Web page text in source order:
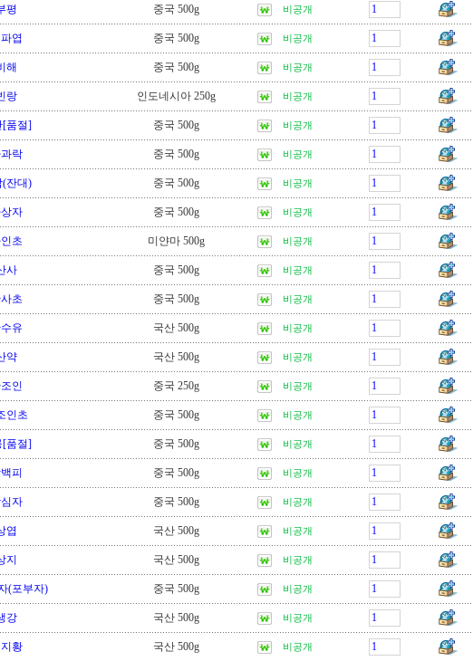
평 중국 500g 비공개
엽 중국 500g 비공개
해 중국 500g 비공개
랑 인도네시아 250g 비공개
[품절] 중국 500g 비공개
락 중국 500g 비공개
(잔대) 중국 500g 비공개
자 중국 500g 비공개
초 미얀마 500g 비공개
사 중국 500g 비공개
초 중국 500g 비공개
유 국산 500g 비공개
약 국산 500g 비공개
인 중국 250g 비공개
인초 중국 500g 비공개
[품절] 중국 500g 비공개
피 중국 500g 비공개
자 중국 500g 비공개
엽 국산 500g 비공개
지 국산 500g 비공개
(포부자) 중국 500g 비공개
강 국산 500g 비공개
황 국산 500g 비공개